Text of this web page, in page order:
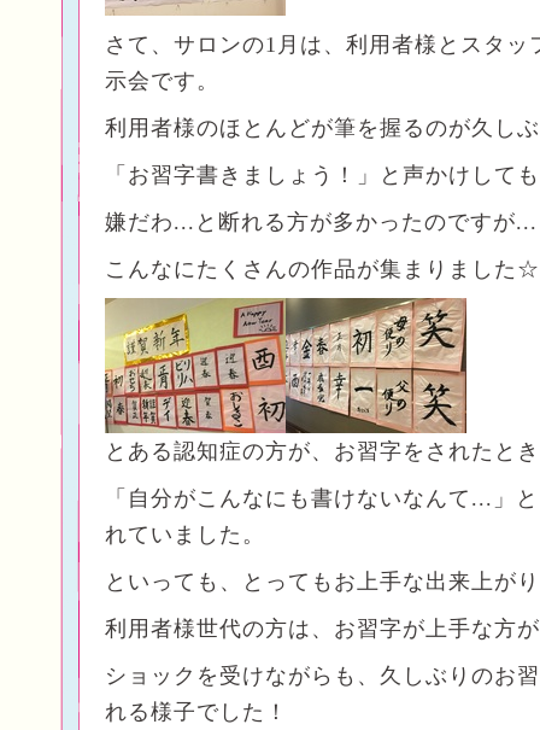
さて、サロンの1月は、利用者様とスタッ
示会です。
利用者様のほとんどが筆を握るのが久し
「お習字書きましょう！」と声かけして
嫌だわ...と断れる方が多かったのですが...
こんなにたくさんの作品が集まりまし
とある認知症の方が、お習字をされたと
「自分がこんなにも書けないなんて...」
れていました。
といっても、とってもお上手な出来上が
利用者様世代の方は、お習字が上手な方
ショックを受けながらも、久しぶりのお
れる様子でした！